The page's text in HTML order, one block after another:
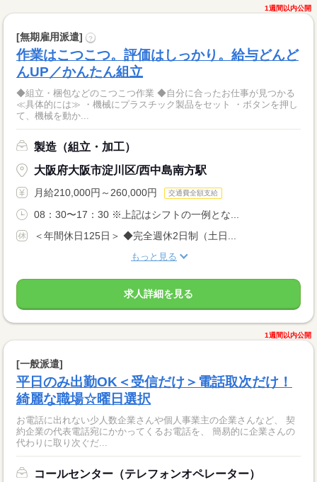
1週間以内公開
[無期雇用派遣] ?
作業はこつこつ。評価はしっかり。給与どんど
んUP／かんたん組立
◆組立・梱包などのこつこつ作業 ◆自分に合ったお仕事が見つかる
≪具体的には≫ ・機械にプラスチック製品をセット ・ボタンを押し
て、機械を動か...
製造（組立・加工）
大阪府大阪市淀川区/西中島南方駅
月給210,000円～260,000円 交通費全額支給
08：30〜17：30 ※上記はシフトの一例とな...
＜年間休日125日＞ ◆完全週休2日制（土日...
もっと見る
求人詳細を見る
1週間以内公開
[一般派遣]
平日のみ出勤OK＜受信だけ＞電話取次だけ！
綺麗な職場☆曜日選択
お電話に出れない少人数企業さんや個人事業主の企業さんなど、 契
約企業の代表電話宛にかかってくるお電話を、 簡易的に企業さんの
代わりに取り次ぐだ...
コールセンター（テレフォンオペレーター）